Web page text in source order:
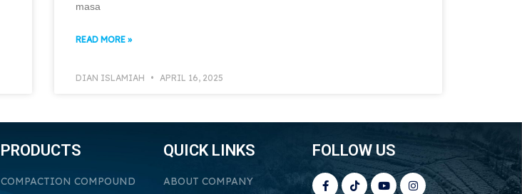
masa
READ MORE »
DIAN ISLAMIAH APRIL 16, 2025
PRODUCTS
COMPACTION COMPOUND
QUICK LINKS
ABOUT COMPANY
FOLLOW US